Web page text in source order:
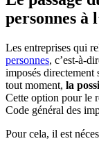
personnes à
Les entreprises qui
personnes, c’est-à-
imposés directement
tout moment, la
Cette option pour le
Code général des
Pour cela, il est